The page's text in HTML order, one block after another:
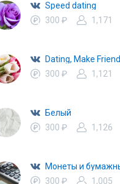
Speed dating
300 ₽
1,171
300 ₽
1,121
Белый
300 ₽
1,126
300 ₽
1,005